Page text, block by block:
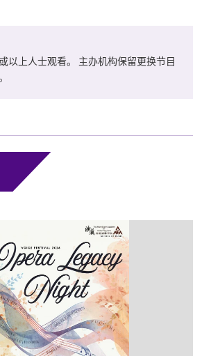
以上人士观看。 主办机构保留更换节目